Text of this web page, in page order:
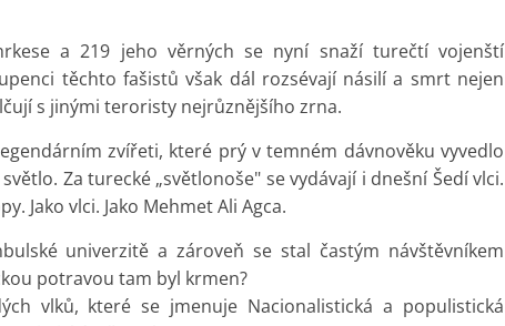
a 219 jeho věrných se nyní snaží turečtí vojenští
těchto fašistů však dál rozsévají násilí a smrt nejen
s jinými teroristy nejrůznějšího zrna.
zvířeti, které prý v temném dávnověku vyvedlo
Za turecké „světlonoše" se vydávají i dnešní Šedí vlci.
Jako vlci. Jako Mehmet Ali Agca.
univerzitě a zároveň se stal častým návštěvníkem
potravou tam byl krmen?
vlků, které se jmenuje Nacionalistická a populistická